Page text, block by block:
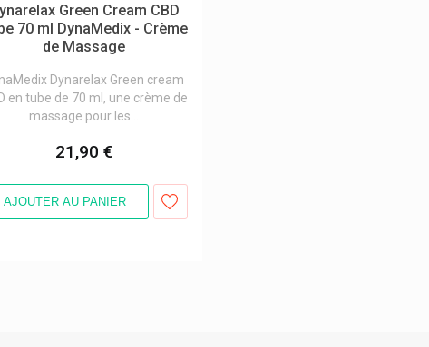
Green Cream CBD
70 ml DynaMedix - Crème
de Massage
Dynarelax Green cream
en tube de 70 ml, une crème de
massage pour les...
21,90 €
AJOUTER AU PANIER